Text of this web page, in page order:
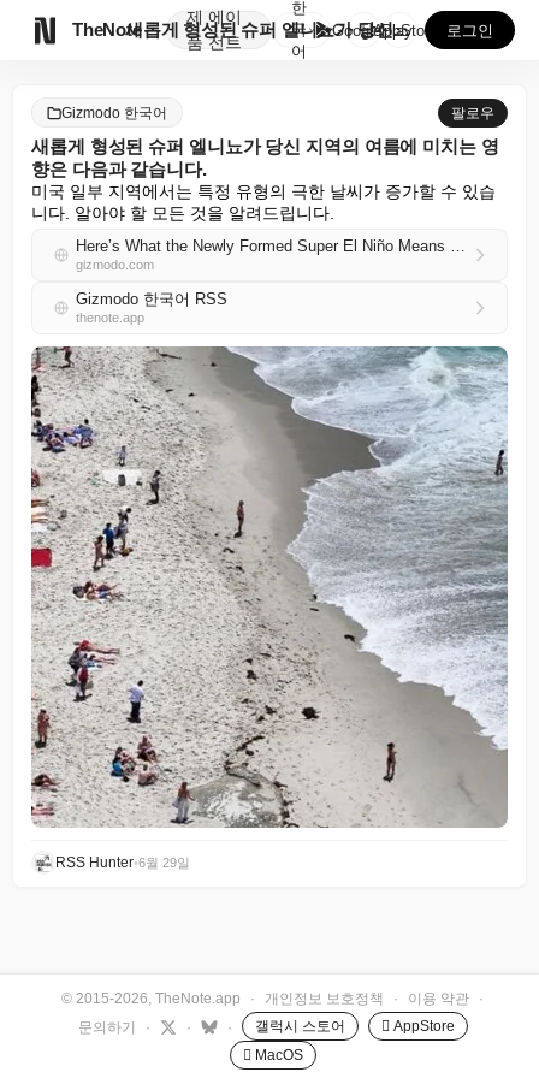
TheNote
제
품
에이
전트
새롭게 형성된 슈퍼 엘니뇨가 당신 지역의 여름에 미치는...
한
국
어
GooglePlay
AppStore 로그인
Gizmodo 한국어 팔로우
새롭게 형성된 슈퍼 엘니뇨가 당신 지역의 여름에 미치는 영
향은 다음과 같습니다.
미국 일부 지역에서는 특정 유형의 극한 날씨가 증가할 수 있습
니다. 알아야 할 모든 것을 알려드립니다.
Here’s What the Newly Formed Super El Niño Means for Summer in Your Region
gizmodo.com
Gizmodo 한국어 RSS
thenote.app
RSS Hunter•6월 29일
© 2015-2026, TheNote.app · 개인정보 보호정책 · 이용 약관
·
문의하기
· · · 갤럭시 스토어
 AppStore
 MacOS